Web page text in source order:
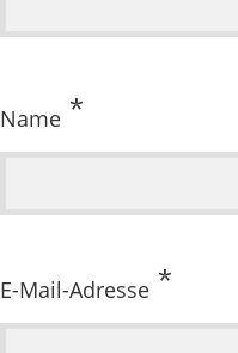
Name *
E-Mail-Adresse *